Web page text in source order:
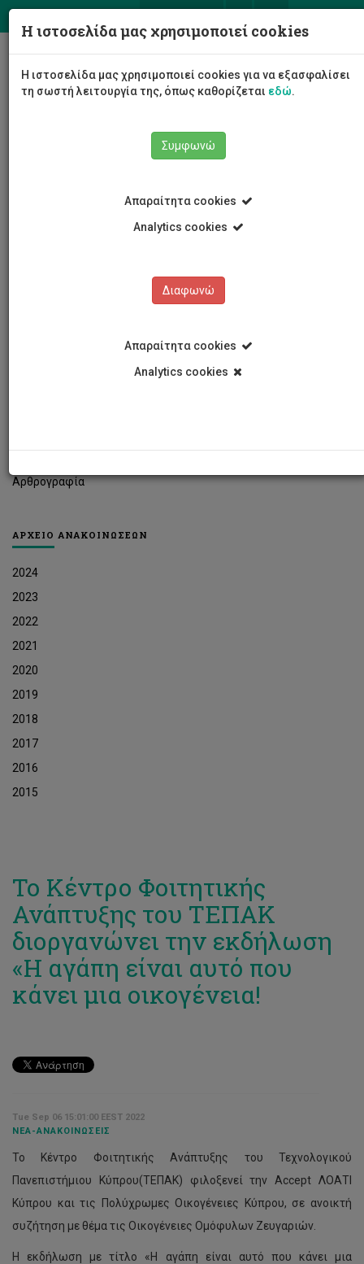
Αρθρογραφία
ΑΡΧΕΙΟ ΑΝΑΚΟΙΝΩΣΕΩΝ
2024
2023
2022
2021
2020
2019
2018
2017
2016
2015
Το Κέντρο Φοιτητικής
Ανάπτυξης του ΤΕΠΑΚ
διοργανώνει την εκδήλωση
«Η αγάπη είναι αυτό που
κάνει μια οικογένεια!
Tue Sep 06 15:01:00 EEST 2022
ΝΈΑ-ΑΝΑΚΟΙΝΏΣΕΙΣ
Το Κέντρο Φοιτητικής Ανάπτυξης του Τεχνολογικού
Πανεπιστήμιου Κύπρου(ΤΕΠΑΚ) φιλοξενεί την Accept ΛΟΑΤΙ
Κύπρου και τις Πολύχρωμες Οικογένειες Κύπρου, σε ανοικτή
συζήτηση με θέμα τις Οικογένειες Ομόφυλων Ζευγαριών.
Η εκδήλωση με τίτλο «Η αγάπη είναι αυτό που κάνει μια
Η ιστοσελίδα μας χρησιμοποιεί cookies
Η ιστοσελίδα μας χρησιμοποιεί cookies για να εξασφαλίσει
τη σωστή λειτουργία της, όπως καθορίζεται εδώ.
Συμφωνώ
Απαραίτητα cookies
Analytics cookies
Διαφωνώ
Απαραίτητα cookies
Analytics cookies